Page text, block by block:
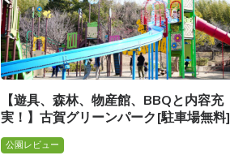
【遊具、森林、物産館、BBQと内容充
実！】古賀グリーンパーク[駐車場無料]
公園レビュー